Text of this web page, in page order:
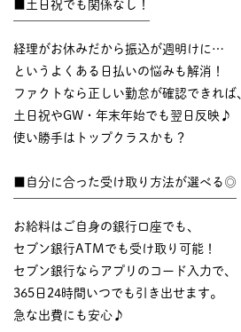
■土日祝でも関係なし！
経理がお休みだから振込が週明けに…
というよくある日払いの悩みも解消！
ファクトなら正しい勤怠が確認できれば
土日祝やGW・年末年始でも翌日反映♪
使い勝手はトップクラスかも？
■自分に合った受け取り方法が選べる◎
お給料はご自身の銀行口座でも、
セブン銀行ATMでも受け取り可能！
セブン銀行ならアプリのコード入力で、
365日24時間いつでも引き出せます。
急な出費にも安心♪